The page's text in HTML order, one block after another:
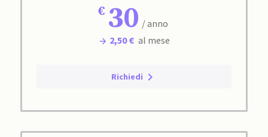
30 / anno
2,50 € al mese
Richiedi